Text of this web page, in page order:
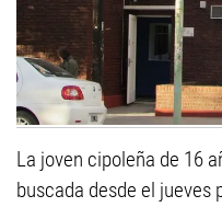
La joven cipoleña de 16
buscada desde el jueves